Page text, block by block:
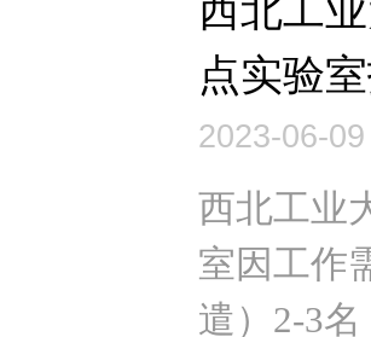
西北工
点实验
2023-06-09
西北工业
室因工作
遣）2-3